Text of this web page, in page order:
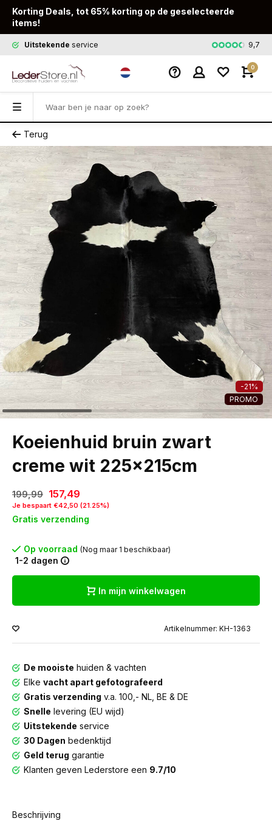
Korting Deals, tot 65% korting op de geselecteerde
items!
Uitstekende service Snelle9,7
0
Terug
-21%
PROMO
Koeienhuid bruin zwart
creme wit 225x215cm
199,99 157,49
Je bespaart €42,50 (21.25%)
Gratis verzending
Op voorraad (Nog maar 1 beschikbaar)
1-2 dagen
In mijn winkelwagen
Artikelnummer: KH-1363
De mooiste huiden & vachten
Elke vacht apart gefotografeerd
Gratis verzending v.a. 100,- NL, BE & DE
Snelle levering (EU wijd)
Uitstekende service
30 Dagen bedenktijd
Geld terug garantie
Klanten geven Lederstore een 9.7/10
Beschrijving